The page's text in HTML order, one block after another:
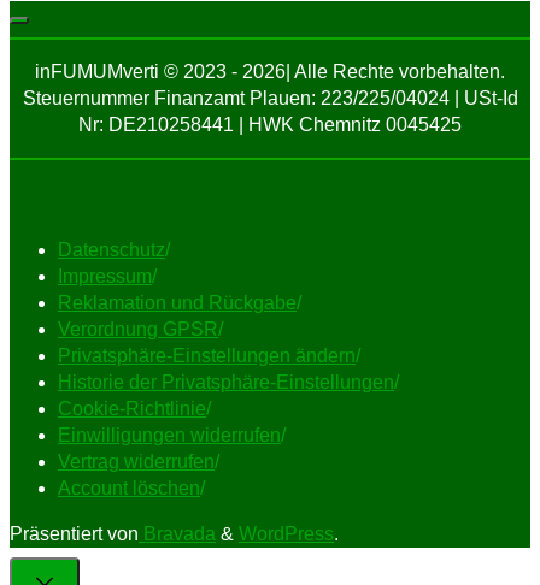
inFUMUMverti © 2023 - 2026| Alle Rechte vorbehalten.
Steuernummer Finanzamt Plauen: 223/225/04024 | USt-Id
Nr: DE210258441 | HWK Chemnitz 0045425
Datenschutz/
Impressum/
Reklamation und Rückgabe/
Verordnung GPSR/
Privatsphäre-Einstellungen ändern/
Historie der Privatsphäre-Einstellungen/
Cookie-Richtlinie/
Einwilligungen widerrufen/
Vertrag widerrufen/
Account löschen/
Präsentiert von Bravada & WordPress.